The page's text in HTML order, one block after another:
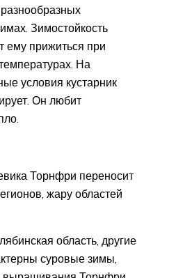
Зимостойкость
ему прижиться при
На
условия кустарник
Он любит
Торнфри переносит
жару областей
область, другие
суровые зимы,